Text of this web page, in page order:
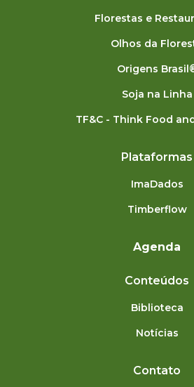
Florestas e
Olhos da
Origens
Soja na Linha
TF&C - Think Food
Plataformas
ImaDados
Timberflow
Agenda
Conteúdos
Biblioteca
Notícias
Contato